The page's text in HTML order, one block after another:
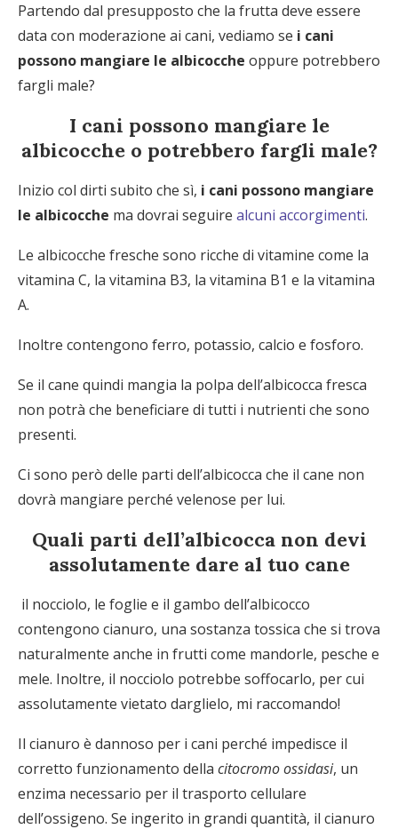
Partendo dal presupposto che la frutta deve essere
data con moderazione ai cani, vediamo se i cani
possono mangiare le albicocche oppure potrebbero
fargli male?
I cani possono mangiare le
albicocche o potrebbero fargli male?
Inizio col dirti subito che sì, i cani possono mangiare
le albicocche ma dovrai seguire alcuni accorgimenti.
Le albicocche fresche sono ricche di vitamine come la
vitamina C, la vitamina B3, la vitamina B1 e la vitamina
A.
Inoltre contengono ferro, potassio, calcio e fosforo.
Se il cane quindi mangia la polpa dell’albicocca fresca
non potrà che beneficiare di tutti i nutrienti che sono
presenti.
Ci sono però delle parti dell’albicocca che il cane non
dovrà mangiare perché velenose per lui.
Quali parti dell’albicocca non devi
assolutamente dare al tuo cane
il nocciolo, le foglie e il gambo dell’albicocco
contengono cianuro, una sostanza tossica che si trova
naturalmente anche in frutti come mandorle, pesche e
mele. Inoltre, il nocciolo potrebbe soffocarlo, per cui
assolutamente vietato darglielo, mi raccomando!
Il cianuro è dannoso per i cani perché impedisce il
corretto funzionamento della citocromo ossidasi, un
enzima necessario per il trasporto cellulare
dell’ossigeno. Se ingerito in grandi quantità, il cianuro